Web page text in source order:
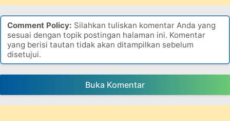
Comment Policy: Silahkan tuliskan komentar Anda yang
sesuai dengan topik postingan halaman ini. Komentar
yang berisi tautan tidak akan ditampilkan sebelum
disetujui.
Buka Komentar